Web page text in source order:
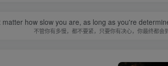
matter how slow you are, as long as you're
不管你有多慢，都不要紧，只要你有决心，你最终都会